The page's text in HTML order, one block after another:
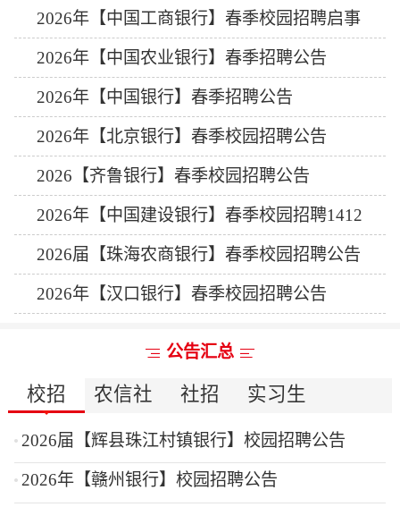
2026年【中国工商银行】春季校园招聘启事
2026年【中国农业银行】春季招聘公告
2026年【中国银行】春季招聘公告
2026年【北京银行】春季校园招聘公告
2026【齐鲁银行】春季校园招聘公告
2026年【中国建设银行】春季校园招聘1412
人公告
2026届【珠海农商银行】春季校园招聘公告
2026年【汉口银行】春季校园招聘公告
公告汇总
校招 农信社 社招 实习生
2026届【辉县珠江村镇银行】校园招聘公告
2026年【赣州银行】校园招聘公告